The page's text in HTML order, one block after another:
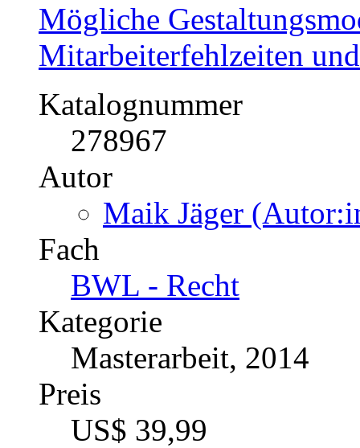
Mögliche
Mitarbeiterfehlzeiten
Katalognummer
278967
Autor
Maik Jäger
Fach
BWL - Recht
Kategorie
Masterarbeit, 2014
Preis
US$ 39,99